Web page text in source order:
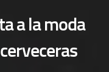
a la moda